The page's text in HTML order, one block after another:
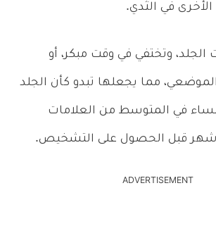
الأخرى في الثدي.
وتختفي في وقت مبكر، أو
مما يجعلها تبدو كأن الجلد
في المتوسط من العلامات
قبل الحصول على التشخيص.
ADVERTISEMENT